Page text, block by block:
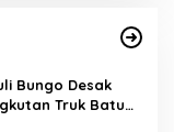
Bungo Desak
Truk Batu